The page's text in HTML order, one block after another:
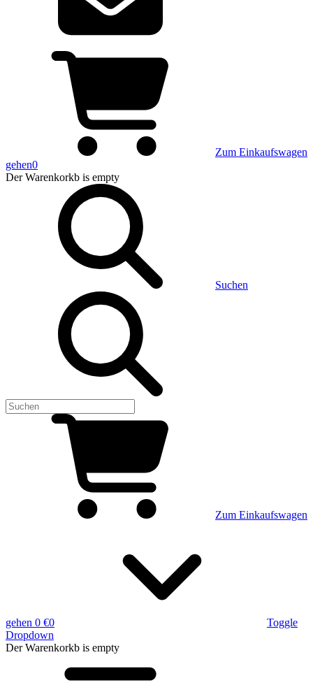
Zum Einkaufswagen
gehen0
Der Warenkorkb is empty
Suchen
Zum Einkaufswagen
gehen 0 €0
Toggle
Dropdown
Der Warenkorkb is empty